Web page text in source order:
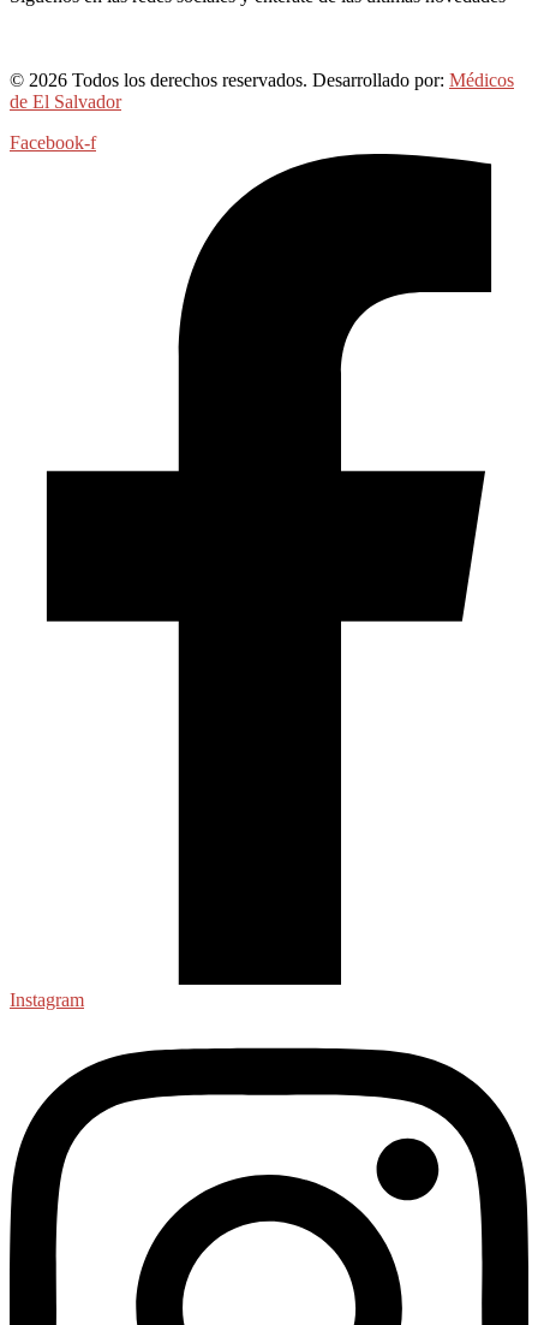
© 2026 Todos los derechos reservados. Desarrollado por: Médicos
de El Salvador
Facebook-f
Instagram